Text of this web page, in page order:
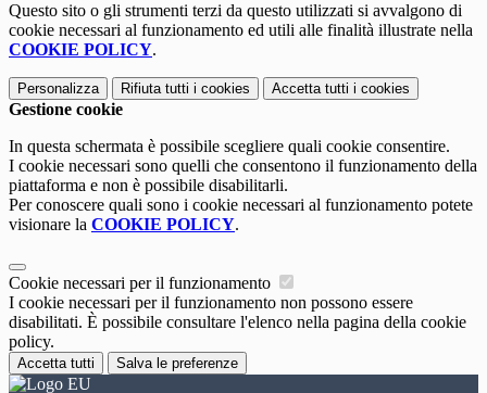
Questo sito o gli strumenti terzi da questo utilizzati si avvalgono di
cookie necessari al funzionamento ed utili alle finalità illustrate nella
COOKIE POLICY.
Personalizza Rifiuta tutti i cookies Accetta tutti i cookies
Gestione cookie
In questa schermata è possibile scegliere quali cookie consentire.
I cookie necessari sono quelli che consentono il funzionamento della
piattaforma e non è possibile disabilitarli.
Per conoscere quali sono i cookie necessari al funzionamento potete
visionare la COOKIE POLICY.
Cookie necessari per il funzionamento
I cookie necessari per il funzionamento non possono essere
disabilitati. È possibile consultare l'elenco nella pagina della cookie
policy.
Accetta tutti Salva le preferenze